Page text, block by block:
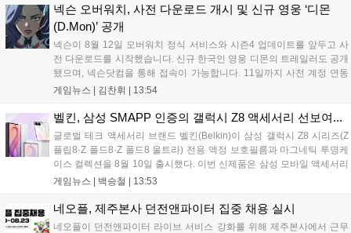
개발자와 게이머 간의 소통을 강화할 예정입니다. 온라인 행사는 8월 7
일부터 28일까지 공식 누리집에서 진행됩니다....
넥슨 오버워치, 사전 다운로드 개시 및 신규 영웅 ‘디몬
(D.Mon)’ 공개
넥슨이 8월 12일 오버워치 정식 서비스와 시즌4 업데이트를 앞두고 사
전 다운로드를 시작했습니다. 신규 한국인 영웅 디몬의 트레일러도 공개
됐으며, 넥슨닷컴을 통해 접속이 가능합니다. 11일까지 사전 계정 연동
이벤트가 진행되며, 8월 22일과 23일에는 부산 벡스코에서 오프라인 행
서 확인할 수 있습니다....
게임뉴스 | 김찬휘 | 13:54
벨킨, 삼성 SMAPP 인증의 갤럭시 Z8 액세서리 선보여...
글로벌 테크 액세서리 브랜드 벨킨(Belkin)이 삼성 갤럭시 Z8 시리즈(Z
플립8·Z 폴드8·Z 폴드8 울트라) 전용 액정 보호필름과 마그네틱 투명케
이스 컬렉션을 8월 10일 출시했다. 이번 신제품은 삼성 모바일 액세서리
파트너십 프로그램(SMAPP) 인증을 획득한 전용 라인업으로, AR 저반
의성을 동시에 강화했다....
게임뉴스 | 백승철 | 13:53
네오플, 제주본사 던전앤파이터 집중 채용 실시
네오플이 던전앤파이터 라이브 서비스 강화를 위해 제주본사에서 근무